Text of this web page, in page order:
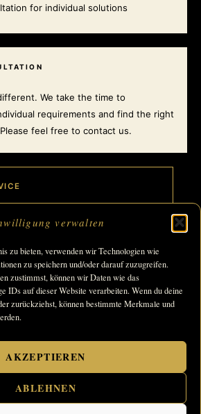
verwalten
zu bieten, verwenden wir Technologien wie
zu speichern und/oder darauf zuzugreifen.
zustimmst, können wir Daten wie das
IDs auf dieser Website verarbeiten. Wenn du deine
zurückziehst, können bestimmte Merkmale und
AKZEPTIEREN
ABLEHNEN
for individual solutions
We take the time to
requirements and find the right
feel free to contact us.